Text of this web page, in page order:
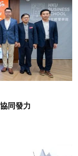
同發力